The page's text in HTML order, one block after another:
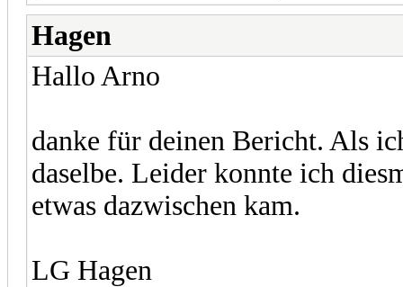
Hagen
Hallo Arno
danke für deinen Bericht. Als
daselbe. Leider konnte ich
etwas dazwischen kam.
LG Hagen